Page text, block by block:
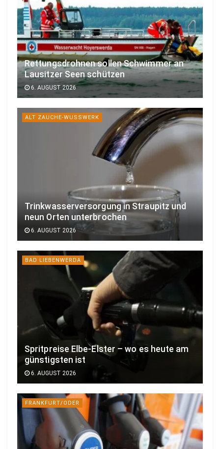
Rettungsdrohnen sollen Schwimmer an
Lausitzer Seen schützen
6. AUGUST 2026
ALT ZAUCHE-WUSSWERK
Trinkwasserversorgung in Straupitz und
neun Orten unterbrochen
6. AUGUST 2026
BAD LIEBENWERDA
Spritpreise Elbe-Elster – wo es heute am
günstigsten ist
6. AUGUST 2026
FRANKFURT/ODER